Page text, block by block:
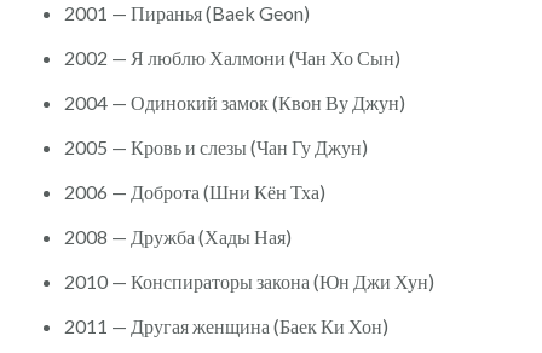
2001 — Пиранья (Baek Geon)
2002 — Я люблю Халмони (Чан Хо Сын)
2004 — Одинокий замок (Квон Ву Джун)
2005 — Кровь и слезы (Чан Гу Джун)
2006 — Доброта (Шни Кён Тха)
2008 — Дружба (Хады Ная)
2010 — Конспираторы закона (Юн Джи Хун)
2011 — Другая женщина (Баек Ки Хон)